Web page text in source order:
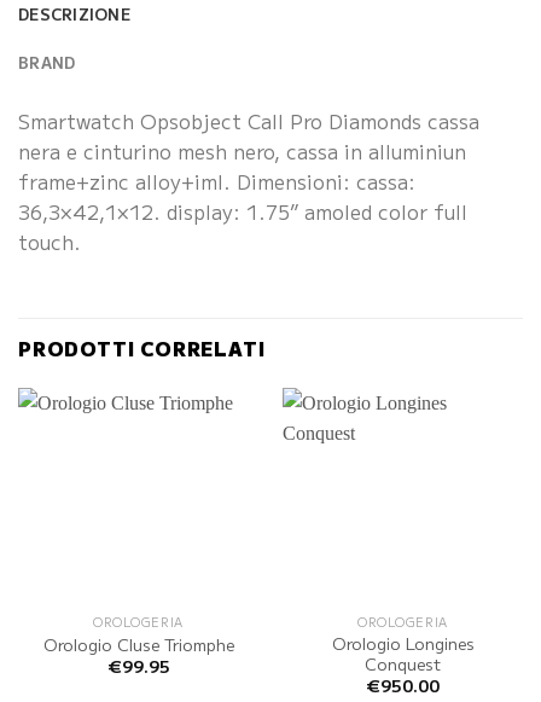
DESCRIZIONE
BRAND
Smartwatch Opsobject Call Pro Diamonds cassa
nera e cinturino mesh nero, cassa in alluminiun
frame+zinc alloy+iml. Dimensioni: cassa:
36,3×42,1×12. display: 1.75” amoled color full
touch.
PRODOTTI CORRELATI
OROLOGERIA
Orologio Cluse Triomphe
€99.95
OROLOGERIA
Orologio Longines
Conquest
€950.00